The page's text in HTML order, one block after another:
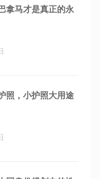
拿马才是真正的永
照，小护照大用途